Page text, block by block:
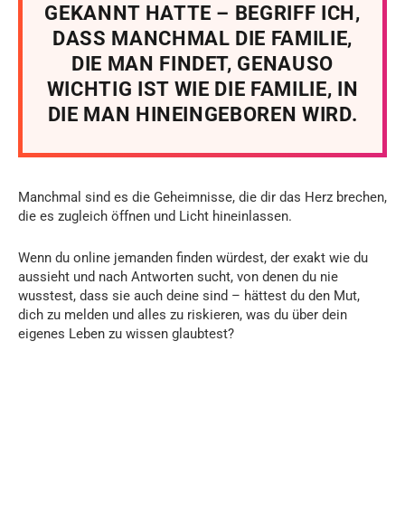
GEKANNT HATTE – BEGRIFF ICH,
DASS MANCHMAL DIE FAMILIE,
DIE MAN FINDET, GENAUSO
WICHTIG IST WIE DIE FAMILIE, IN
DIE MAN HINEINGEBOREN WIRD.
Manchmal sind es die Geheimnisse, die dir das Herz brechen,
die es zugleich öffnen und Licht hineinlassen.
Wenn du online jemanden finden würdest, der exakt wie du
aussieht und nach Antworten sucht, von denen du nie
wusstest, dass sie auch deine sind – hättest du den Mut,
dich zu melden und alles zu riskieren, was du über dein
eigenes Leben zu wissen glaubtest?